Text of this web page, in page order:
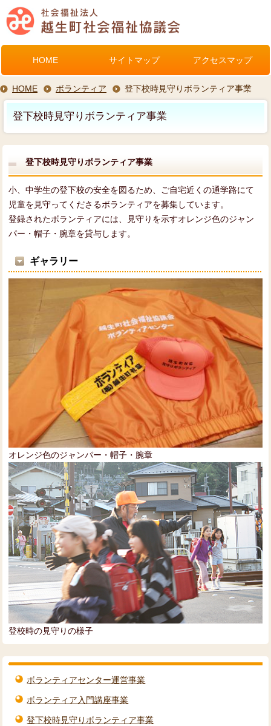
HOME サイトマップ アクセスマップ
HOME ボランティア 登下校時見守りボランティア事業
登下校時見守りボランティア事業
登下校時見守りボランティア事業
小、中学生の登下校の安全を図るため、ご自宅近くの通学路にて
児童を見守ってくださるボランティアを募集しています。
登録されたボランティアには、見守りを示すオレンジ色のジャン
パー・帽子・腕章を貸与します。
ギャラリー
オレンジ色のジャンパー・帽子・腕章
登校時の見守りの様子
ボランティアセンター運営事業
ボランティア入門講座事業
登下校時見守りボランティア事業